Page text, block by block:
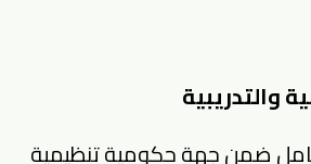
والتدريبية
ضمن جهة حكومية تنظيمية